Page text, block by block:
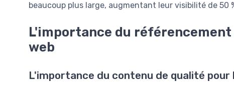
beaucoup plus large, augmentant leur visibilité de 50
L'importance du
web
L'importance du contenu de qualité